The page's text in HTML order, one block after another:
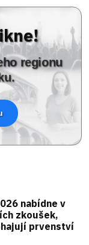
regionu
nabídne v
zkoušek,
prvenství